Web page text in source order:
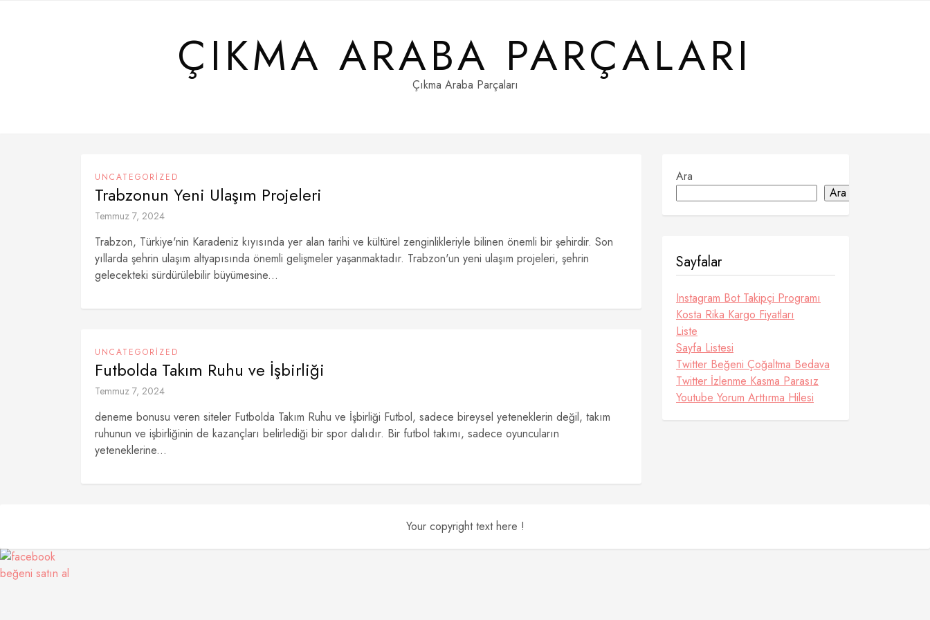
ÇIKMA ARABA PARÇALARI
Çıkma Araba Parçaları
UNCATEGORIZED
Trabzonun Yeni Ulaşım Projeleri
Temmuz 7, 2024
Trabzon, Türkiye'nin Karadeniz kıyısında yer alan tarihi ve kültürel zenginlikleriyle bilinen önemli bir şehirdir. Son
yıllarda şehrin ulaşım altyapısında önemli gelişmeler yaşanmaktadır. Trabzon'un yeni ulaşım projeleri, şehrin
gelecekteki sürdürülebilir büyümesine...
UNCATEGORIZED
Futbolda Takım Ruhu ve İşbirliği
Temmuz 7, 2024
deneme bonusu veren siteler Futbolda Takım Ruhu ve İşbirliği Futbol, sadece bireysel yeteneklerin değil, takım
ruhunun ve işbirliğinin de kazançları belirlediği bir spor dalıdır. Bir futbol takımı, sadece oyuncuların
yeteneklerine...
Ara
Ara
Sayfalar
Instagram Bot Takipçi Programı
Kosta Rika Kargo Fiyatları
Liste
Sayfa Listesi
Twitter Beğeni Çoğaltma Bedava
Twitter İzlenme Kasma Parasız
Youtube Yorum Arttırma Hilesi
Your copyright text here !